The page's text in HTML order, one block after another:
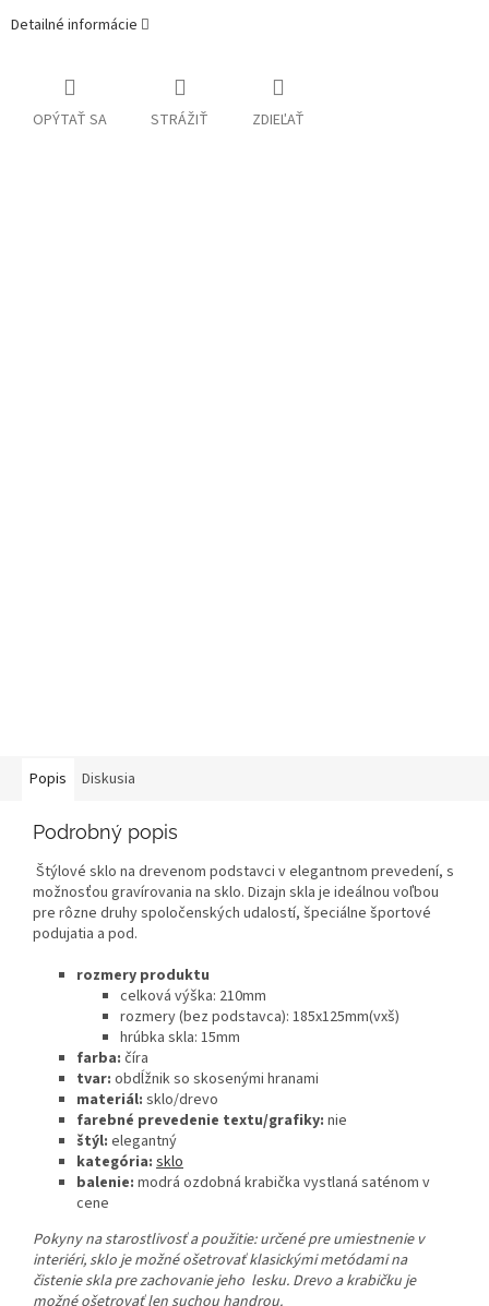
Detailné informácie
OPÝTAŤ SA STRÁŽIŤ ZDIEĽAŤ
Popis Diskusia
Podrobný popis
Štýlové sklo na drevenom podstavci v elegantnom prevedení, s
možnosťou gravírovania na sklo. Dizajn skla je ideálnou voľbou
pre rôzne druhy spoločenských udalostí, špeciálne športové
podujatia a pod.
rozmery produktu
celková výška: 210mm
rozmery (bez podstavca): 185x125mm(vxš)
hrúbka skla: 15mm
farba: číra
tvar: obdĺžnik so skosenými hranami
materiál: sklo/drevo
farebné prevedenie textu/grafiky: nie
štýl: elegantný
kategória: sklo
balenie: modrá ozdobná krabička vystlaná saténom v
cene
Pokyny na starostlivosť a použitie: určené pre umiestnenie v
interiéri, sklo je možné ošetrovať klasickými metódami na
čistenie skla pre zachovanie jeho lesku. Drevo a krabičku je
možné ošetrovať len suchou handrou.